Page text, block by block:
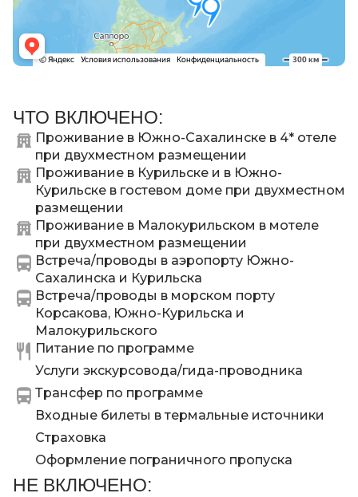
ЧТО ВКЛЮЧЕНО:
Проживание в Южно-Сахалинске в 4* отеле
при двухместном размещении
Проживание в Курильске и в Южно-
Курильске в гостевом доме при двухместном
размещении
Проживание в Малокурильском в мотеле
при двухместном размещении
Встреча/проводы в аэропорту Южно-
Сахалинска и Курильска
Встреча/проводы в морском порту
Корсакова, Южно-Курильска и
Малокурильского
Питание по программе
Услуги экскурсовода/гида-проводника
Трансфер по программе
Входные билеты в термальные источники
Страховка
Оформление пограничного пропуска
НЕ ВКЛЮЧЕНО: